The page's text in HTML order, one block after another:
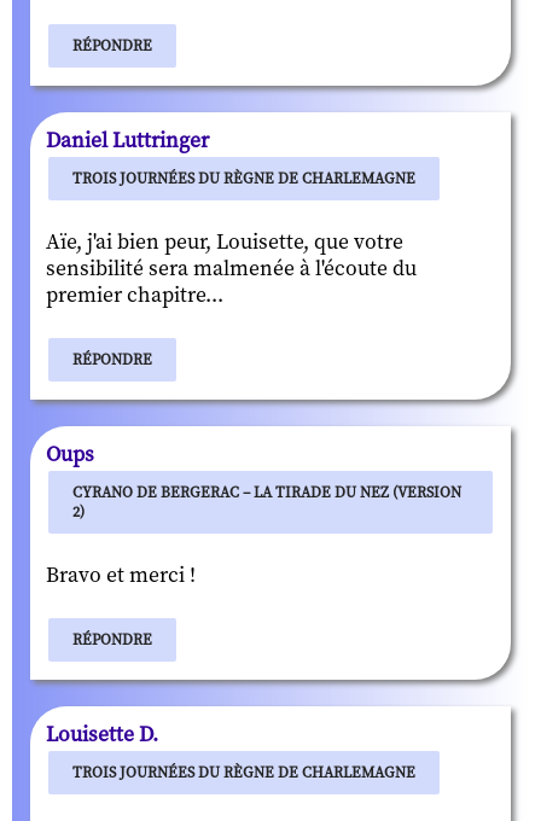
RÉPONDRE
Daniel Luttringer
TROIS JOURNÉES DU RÈGNE DE CHARLEMAGNE
Aïe, j'ai bien peur, Louisette, que votre
sensibilité sera malmenée à l'écoute du
premier chapitre...
RÉPONDRE
Oups
CYRANO DE BERGERAC – LA TIRADE DU NEZ (VERSION
2)
Bravo et merci !
RÉPONDRE
Louisette D.
TROIS JOURNÉES DU RÈGNE DE CHARLEMAGNE